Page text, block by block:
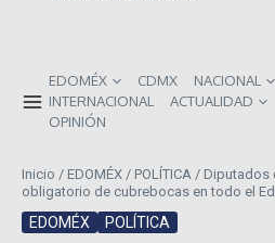
EDOMÉX CDMX
NACIONAL
INTERNACIONAL
ACTUALIDAD
OPINIÓN
Inicio / EDOMÉX / POLÍTICA / Diputados
obligatorio de cubrebocas en todo el
EDOMÉX POLÍTICA